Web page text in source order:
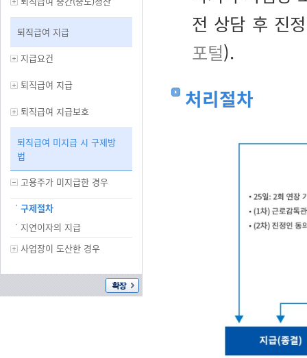
퇴직급여 지급
지급요건
퇴직급여 지급
퇴직급여 지급보호
퇴직급여 미지급 시 구제방
법
고용주가 미지급한 경우
구제절차
지연이자의 지급
사업장이 도산한 경우
전 상담 후 진
포털).
처리절차